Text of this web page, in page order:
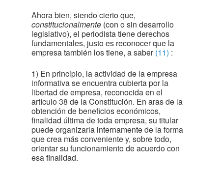
Ahora bien, siendo cierto que,
constitucionalmente (con o sin desarrollo
legislativo), el periodista tiene derechos
fundamentales, justo es reconocer que la
empresa también los tiene, a saber(11) :
1) En principio, la actividad de la empresa
informativa se encuentra cubierta por la
libertad de empresa, reconocida en el
artículo 38 de la Constitución. En aras de la
obtención de beneficios económicos,
finalidad última de toda empresa, su titular
puede organizarla internamente de la forma
que crea más conveniente y, sobre todo,
orientar su funcionamiento de acuerdo con
esa finalidad.